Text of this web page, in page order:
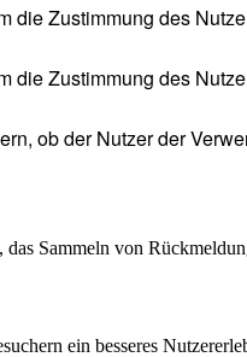
die Zustimmung des
die Zustimmung des
ob der Nutzer der
Sammeln von
ein besseres